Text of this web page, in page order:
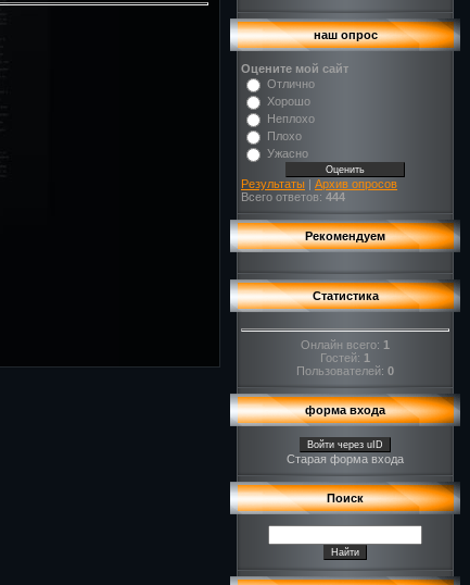
наш опрос
Оцените мой сайт
Отлично
Хорошо
Неплохо
Плохо
Ужасно
Результаты | Архив опросов
Всего ответов: 444
Рекомендуем
Статистика
Онлайн всего: 1
Гостей: 1
Пользователей: 0
форма входа
Войти через uID
Старая форма входа
Поиск